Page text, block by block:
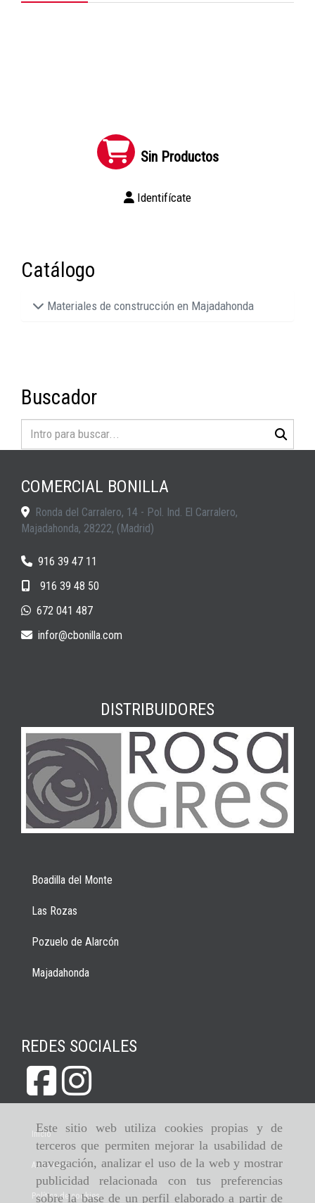
Este sitio web utiliza cookies propias y de
terceros que permiten mejorar la usabilidad de
navegación, analizar el uso de la web y mostrar
publicidad relacionada con tus preferencias
sobre la base de un perfil elaborado a partir de
Sin Productos
Identifícate
Catálogo
Materiales de construcción en Majadahonda
Buscador
COMERCIAL BONILLA
Ronda del Carralero, 14 - Pol. Ind. El Carralero,
Majadahonda, 28222, (Madrid)
916 39 47 11
916 39 48 50
672 041 487
infor
cbonilla.com
DISTRIBUIDORES
Boadilla del Monte
Las Rozas
Pozuelo de Alarcón
Majadahonda
REDES SOCIALES
Inicio
Aviso legal
Política de cookies